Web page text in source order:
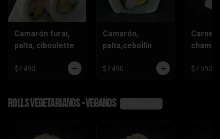
Camarón furai,
palta, ciboulette
$7.490
Camarón,
palta,cebollín
$7.490
Carne,
$7.590
Rolls vegetarianos - veganos